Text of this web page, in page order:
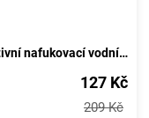
Edukativní nafukovací vodní podložka s vodním motivem: růžová
127 Kč
209 Kč